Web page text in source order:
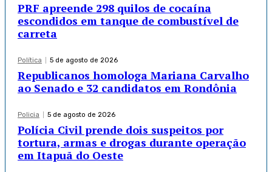
PRF apreende 298 quilos de cocaína
escondidos em tanque de combustível de
carreta
Política 5 de agosto de 2026
Republicanos homologa Mariana Carvalho
ao Senado e 32 candidatos em Rondônia
Policia 5 de agosto de 2026
Polícia Civil prende dois suspeitos por
tortura, armas e drogas durante operação
em Itapuã do Oeste